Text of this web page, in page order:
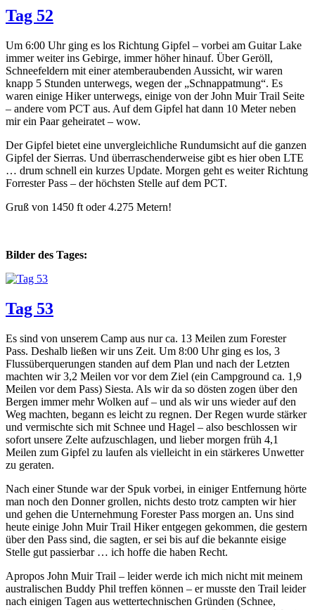
Tag 52
Um 6:00 Uhr ging es los Richtung Gipfel – vorbei am Guitar Lake
immer weiter ins Gebirge, immer höher hinauf. Über Geröll,
Schneefeldern mit einer atemberaubenden Aussicht, wir waren
knapp 5 Stunden unterwegs, wegen der „Schnappatmung“. Es
waren einige Hiker unterwegs, einige von der John Muir Trail Seite
– andere vom PCT aus. Auf dem Gipfel hat dann 10 Meter neben
mir ein Paar geheiratet – wow.
Der Gipfel bietet eine unvergleichliche Rundumsicht auf die ganzen
Gipfel der Sierras. Und überraschenderweise gibt es hier oben LTE
… drum schnell ein kurzes Update. Morgen geht es weiter Richtung
Forrester Pass – der höchsten Stelle auf dem PCT.
Gruß von 1450 ft oder 4.275 Metern!
Bilder des Tages:
Tag 53
Es sind von unserem Camp aus nur ca. 13 Meilen zum Forester
Pass. Deshalb ließen wir uns Zeit. Um 8:00 Uhr ging es los, 3
Flussüberquerungen standen auf dem Plan und nach der Letzten
machten wir 3,2 Meilen vor vor dem Ziel (ein Campground ca. 1,9
Meilen vor dem Pass) Siesta. Als wir da so dösten zogen über den
Bergen immer mehr Wolken auf – und als wir uns wieder auf den
Weg machten, begann es leicht zu regnen. Der Regen wurde stärker
und vermischte sich mit Schnee und Hagel – also beschlossen wir
sofort unsere Zelte aufzuschlagen, und lieber morgen früh 4,1
Meilen zum Gipfel zu laufen als vielleicht in ein stärkeres Unwetter
zu geraten.
Nach einer Stunde war der Spuk vorbei, in einiger Entfernung hörte
man noch den Donner grollen, nichts desto trotz campten wir hier
und gehen die Unternehmung Forester Pass morgen an. Uns sind
heute einige John Muir Trail Hiker entgegen gekommen, die gestern
über den Pass sind, die sagten, er sei bis auf die bekannte eisige
Stelle gut passierbar … ich hoffe die haben Recht.
Apropos John Muir Trail – leider werde ich mich nicht mit meinem
australischen Buddy Phil treffen können – er musste den Trail leider
nach einigen Tagen aus wettertechnischen Gründen (Schnee,